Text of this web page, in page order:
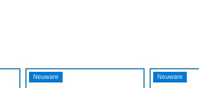
Neuware Neuware